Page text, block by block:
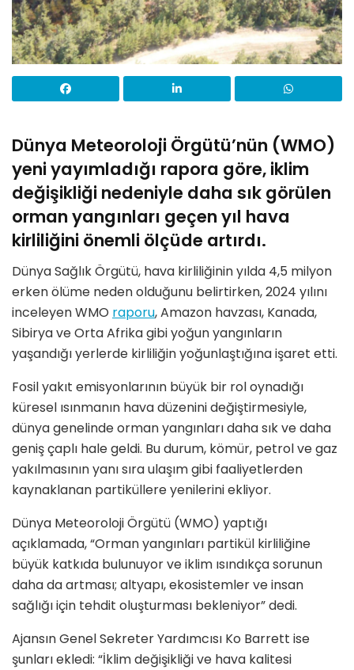
Dünya Meteoroloji Örgütü’nün (WMO)
yeni yayımladığı rapora göre, iklim
değişikliği nedeniyle daha sık görülen
orman yangınları geçen yıl hava
kirliliğini önemli ölçüde artırdı.
Dünya Sağlık Örgütü, hava kirliliğinin yılda 4,5 milyon
erken ölüme neden olduğunu belirtirken, 2024 yılını
inceleyen WMO raporu, Amazon havzası, Kanada,
Sibirya ve Orta Afrika gibi yoğun yangınların
yaşandığı yerlerde kirliliğin yoğunlaştığına işaret etti.
Fosil yakıt emisyonlarının büyük bir rol oynadığı
küresel ısınmanın hava düzenini değiştirmesiyle,
dünya genelinde orman yangınları daha sık ve daha
geniş çaplı hale geldi. Bu durum, kömür, petrol ve gaz
yakılmasının yanı sıra ulaşım gibi faaliyetlerden
kaynaklanan partiküllere yenilerini ekliyor.
Dünya Meteoroloji Örgütü (WMO) yaptığı
açıklamada, “Orman yangınları partikül kirliliğine
büyük katkıda bulunuyor ve iklim ısındıkça sorunun
daha da artması; altyapı, ekosistemler ve insan
sağlığı için tehdit oluşturması bekleniyor” dedi.
Ajansın Genel Sekreter Yardımcısı Ko Barrett ise
şunları ekledi: “İklim değişikliği ve hava kalitesi